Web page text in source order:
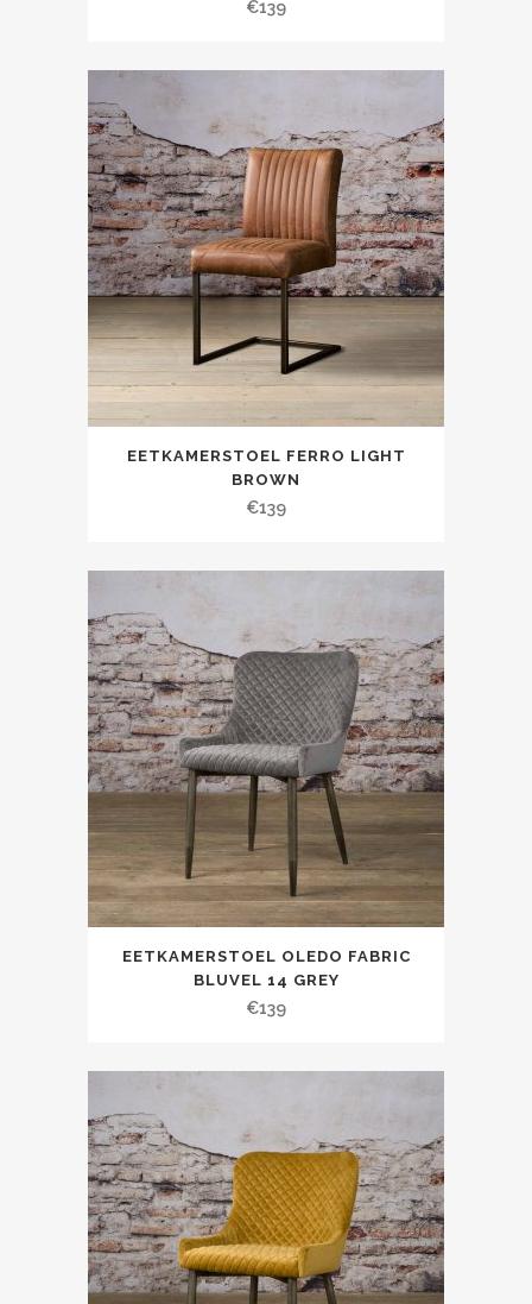
€139
EETKAMERSTOEL FERRO LIGHT
BROWN
€139
EETKAMERSTOEL OLEDO FABRIC
BLUVEL 14 GREY
€139